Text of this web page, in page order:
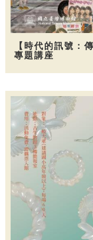
【時代的訊號：
專題講座